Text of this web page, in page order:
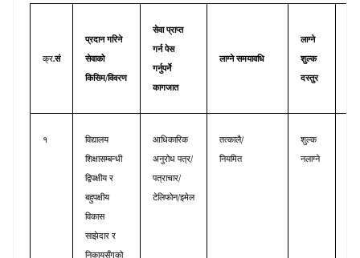
क्र.सं
प्रदान गरिने
सेवाको
किसिम/विवरण
सेवा प्राप्त
गर्न पेस
गर्नुपर्ने
कागजात
लाग्ने समयावधि
लाग्ने
शुल्क
दस्तुर
१ विद्यालय
शिक्षासम्बन्धी
द्विपक्षीय र
बहुपक्षीय
विकास
साझेदार र
निकायसँगको
आधिकारिक
अनुरोध पत्र/
पत्राचार/
टेलिफोन/इमेल
तत्कालै/
नियमित
शुल्क
नलाग्ने